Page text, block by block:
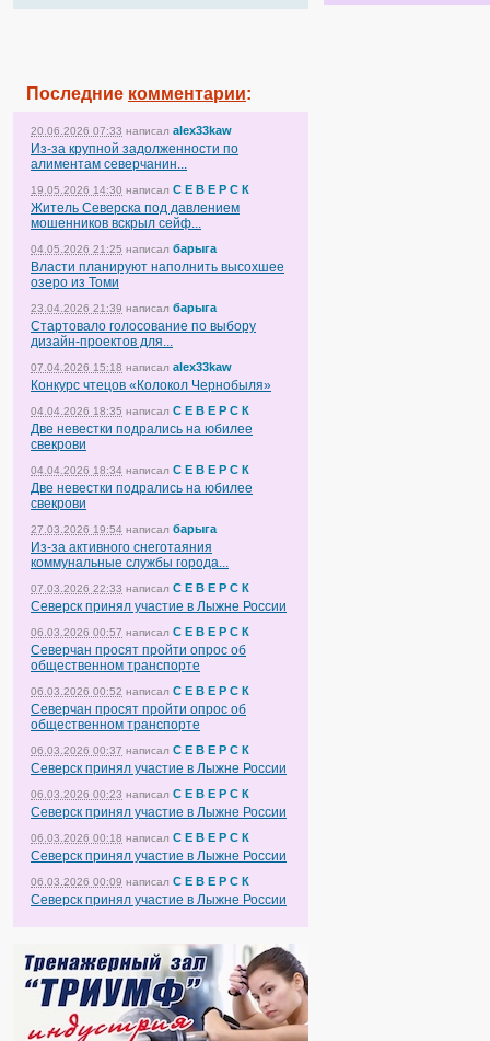
Последние комментарии:
20.06.2026 07:33 написал alex33kaw
Из-за крупной задолженности по
алиментам северчанин...
19.05.2026 14:30 написал С Е В Е Р С К
Житель Северска под давлением
мошенников вскрыл сейф...
04.05.2026 21:25 написал барыга
Власти планируют наполнить высохшее
озеро из Томи
23.04.2026 21:39 написал барыга
Стартовало голосование по выбору
дизайн-проектов для...
07.04.2026 15:18 написал alex33kaw
Конкурс чтецов «Колокол Чернобыля»
04.04.2026 18:35 написал С Е В Е Р С К
Две невестки подрались на юбилее
свекрови
04.04.2026 18:34 написал С Е В Е Р С К
Две невестки подрались на юбилее
свекрови
27.03.2026 19:54 написал барыга
Из-за активного снеготаяния
коммунальные службы города...
07.03.2026 22:33 написал С Е В Е Р С К
Северск принял участие в Лыжне России
06.03.2026 00:57 написал С Е В Е Р С К
Северчан просят пройти опрос об
общественном транспорте
06.03.2026 00:52 написал С Е В Е Р С К
Северчан просят пройти опрос об
общественном транспорте
06.03.2026 00:37 написал С Е В Е Р С К
Северск принял участие в Лыжне России
06.03.2026 00:23 написал С Е В Е Р С К
Северск принял участие в Лыжне России
06.03.2026 00:18 написал С Е В Е Р С К
Северск принял участие в Лыжне России
06.03.2026 00:09 написал С Е В Е Р С К
Северск принял участие в Лыжне России